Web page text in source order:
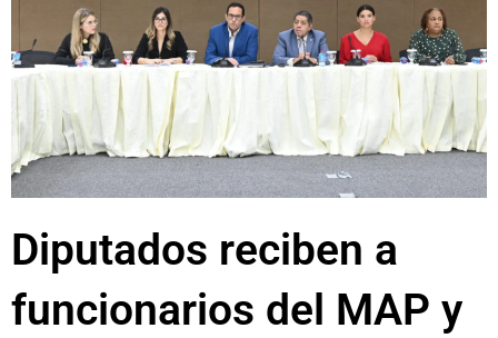
Diputados reciben a
funcionarios del MAP y